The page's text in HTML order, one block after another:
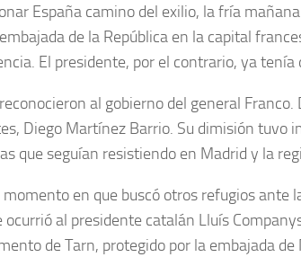
España camino del exilio, la fría
de la República en la capital
El presidente, por el contrario, ya tenía
al gobierno del general
Diego Martínez Barrio. Su dimisión tuvo
que seguían resistiendo en Madrid y la
en que buscó otros refugios
al presidente catalán Lluís
de Tarn, protegido por la embajada